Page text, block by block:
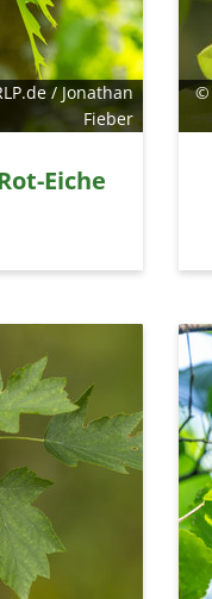
/ Jonathan
Fieber
Eiche
©